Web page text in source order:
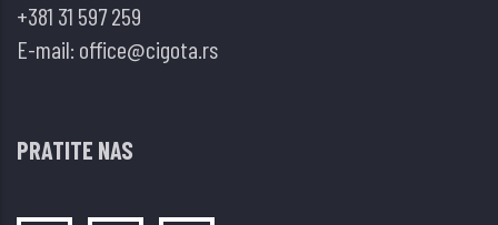
+381 31 597 259
E-mail: office@cigota.rs
PRATITE NAS